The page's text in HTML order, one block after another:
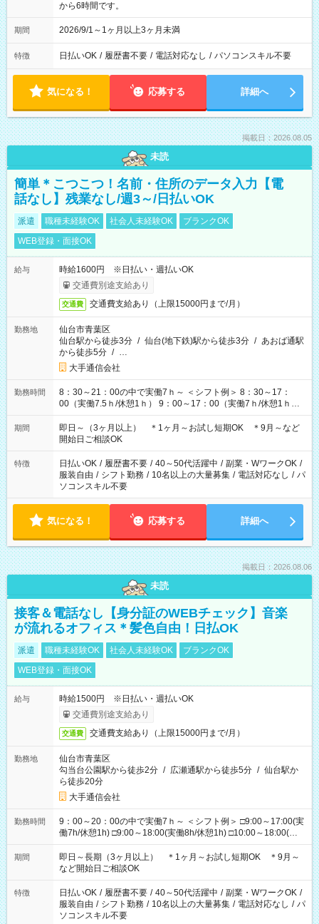
から6時間です。
期間 2026/9/1～1ヶ月以上3ヶ月未満
特徴 日払いOK / 履歴書不要 / 電話対応なし / パソコンスキル不要
気になる！ 応募する 詳細へ
掲載日：2026.08.05
未読
簡単＊こつこつ！名前・住所のデータ入力【電
話なし】残業なし/週3～/日払いOK
派遣 職種未経験OK 社会人未経験OK
ブランクOK
WEB登録・面接OK
給与
時給1600円 ※日払い・週払いOK
交通費別途支給あり
交通費 交通費支給あり（上限15000円まで/月）
勤務地
仙台市青葉区
仙台駅から徒歩3分 / 仙台(地下鉄)駅から徒歩3分 / あおば通駅
から徒歩5分 / …
大手通信会社
勤務時間
8：30～21：00の中で実働7ｈ～ ＜シフト例＞ 8：30～17：
00（実働7.5ｈ/休憩1ｈ） 9：00～17：00（実働7ｈ/休憩1ｈ）
9：00～18：00（実働8ｈ/休憩1ｈ） 10：00～18：00（実働7
ｈ/休憩1ｈ） 11：00～20：00（実働8ｈ/休憩1ｈ） 13：00～
21：00（実働7ｈ/休憩1ｈ） ＊上記以外もパターンあり！ ＊固
定ＯＫ お気軽にご相談ください♪
期間
即日～（3ヶ月以上） ＊1ヶ月～お試し短期OK ＊9月～など
開始日ご相談OK
特徴 日払いOK / 履歴書不要 / 40～50代活躍中 / 副業・WワークOK /
服装自由 / シフト勤務 / 10名以上の大量募集 / 電話対応なし / パ
ソコンスキル不要
気になる！ 応募する 詳細へ
掲載日：2026.08.06
未読
接客＆電話なし【身分証のWEBチェック】音楽
が流れるオフィス＊髪色自由！日払OK
派遣 職種未経験OK 社会人未経験OK
ブランクOK
WEB登録・面接OK
給与
時給1500円 ※日払い・週払いOK
交通費別途支給あり
交通費 交通費支給あり（上限15000円まで/月）
勤務地
仙台市青葉区
勾当台公園駅から徒歩2分 / 広瀬通駅から徒歩5分 / 仙台駅か
ら徒歩20分
大手通信会社
勤務時間
9：00～20：00の中で実働7ｈ～ ＜シフト例＞ □9:00～17:00(実
働7h/休憩1h) □9:00～18:00(実働8h/休憩1h) □10:00～18:00(実
働7h/休憩1h) □10:00～19:00(実働8h/休憩1h) □11:00～20:00(実
働8h/休憩1h) ＊時間固定ＯＫ
期間
即日～長期（3ヶ月以上） ＊1ヶ月～お試し短期OK ＊9月～
など開始日ご相談OK
特徴 日払いOK / 履歴書不要 / 40～50代活躍中 / 副業・WワークOK /
服装自由 / シフト勤務 / 10名以上の大量募集 / 電話対応なし / パ
ソコンスキル不要